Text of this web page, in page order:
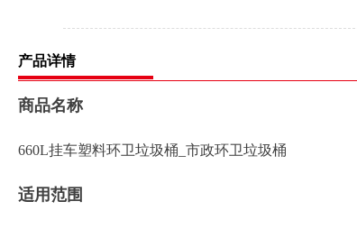
商品名称
660L挂车塑料环卫垃圾桶_市政环卫垃圾桶
适用范围
产品详情